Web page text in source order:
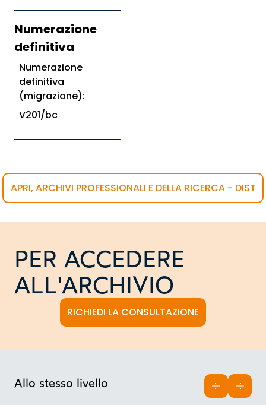
Numerazione
definitiva
Numerazione
definitiva
(migrazione):
V201/bc
APRI, ARCHIVI PROFESSIONALI E DELLA RICERCA - DIST
PER ACCEDERE
ALL'ARCHIVIO
RICHIEDI LA CONSULTAZIONE
Allo stesso livello
INDIETRO